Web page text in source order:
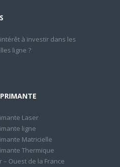
à investir dans les
ligne ?
Laser
ligne
Matricielle
Thermique
Ouest de la France